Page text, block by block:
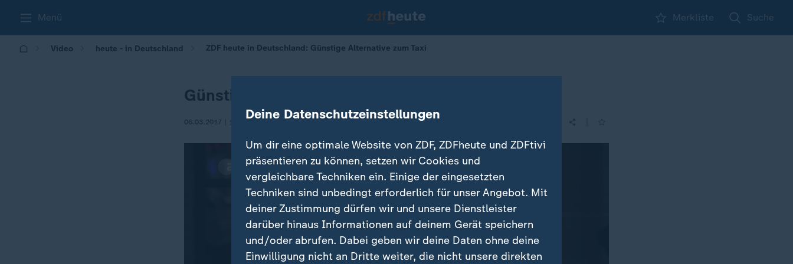
Menü Merkliste Suche
Video heute - in Deutschland ZDF heute in Deutschland: Günstige Alternative zum Taxi
Günstige Alternative zum Taxi
06.03.2017 | 14:00 Deine Datenschutzeinstellungen
Um dir eine optimale Website von ZDF, ZDFheute und ZDFtivi
präsentieren zu können, setzen wir Cookies und
vergleichbare Techniken ein. Einige der eingesetzten
Techniken sind unbedingt erforderlich für unser Angebot. Mit
deiner Zustimmung dürfen wir und unsere Dienstleister
darüber hinaus Informationen auf deinem Gerät speichern
und/oder abrufen. Dabei geben wir deine Daten ohne deine
Einwilligung nicht an Dritte weiter, die nicht unsere direkten